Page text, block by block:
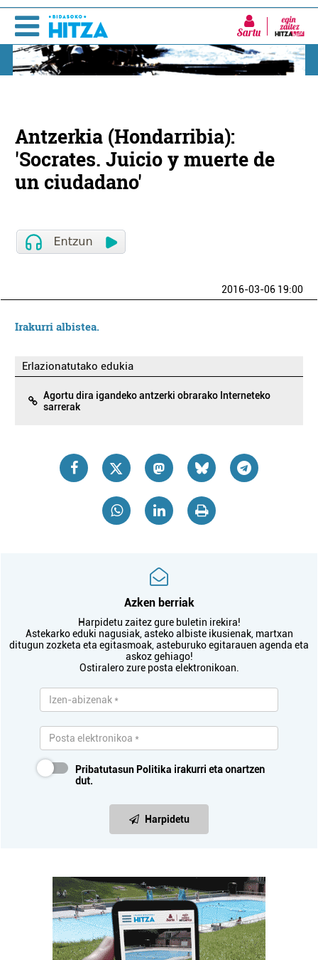
Sartu
Antzerkia (Hondarribia):
'Socrates. Juicio y muerte de
un ciudadano'
2016-03-06 19:00
Irakurri albistea.
Erlazionatutako edukia
Agortu dira igandeko antzerki obrarako Interneteko
sarrerak
Azken berriak
Harpidetu zaitez gure buletin irekira!
Astekarko eduki nagusiak, asteko albiste ikusienak, martxan
ditugun zozketa eta egitasmoak, asteburuko egitarauen agenda eta
askoz gehiago!
Ostiralero zure posta elektronikoan.
Pribatutasun Politika irakurri eta onartzen
dut.
Harpidetu